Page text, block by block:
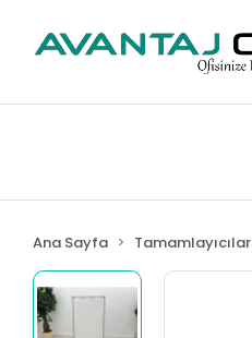
Ana Sayfa Tamamlayıcılar